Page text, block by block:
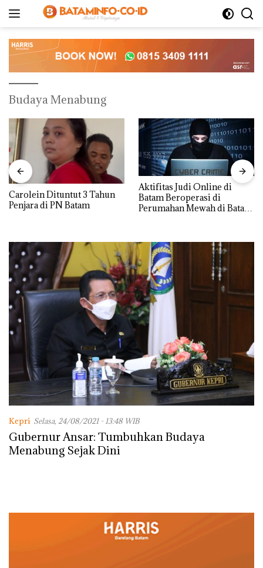
Budaya Menabung
Carolein Dituntut 3 Tahun
Penjara di PN Batam
Aktifitas Judi Online di
Batam Beroperasi di
Perumahan Mewah di Batam
Kepri Selasa, 24/08/2021 - 13:48 WIB
Gubernur Ansar: Tumbuhkan Budaya
Menabung Sejak Dini